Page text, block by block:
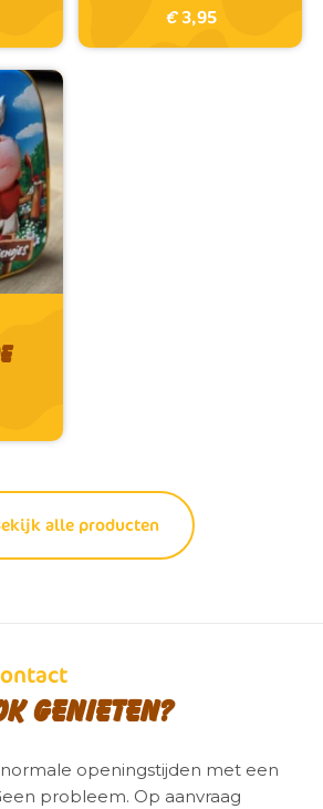
€3,95
alle producten
genieten?
openingstijden met een
probleem. Op aanvraag